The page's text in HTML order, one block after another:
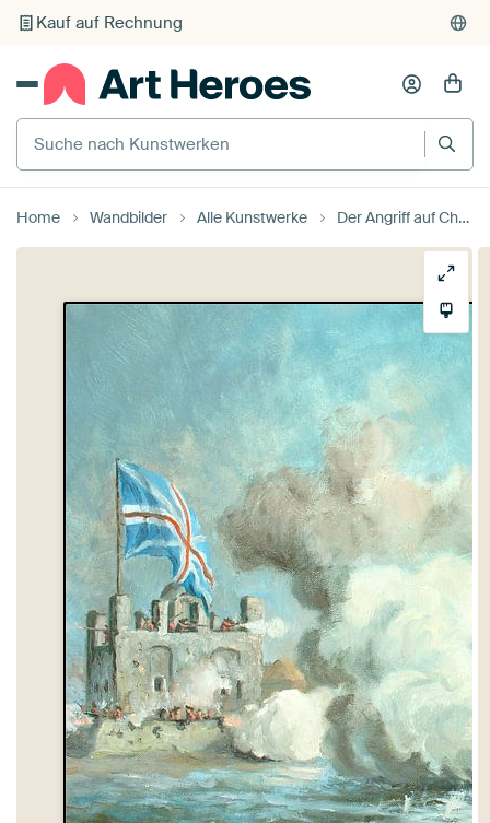
Kauf auf Rechnung
Individueller Druck auf Bestellung
Suche nach Kunstwerken
Home Wandbilder Alle Kunstwerke Der Angriff auf Chatham im Juni 1667